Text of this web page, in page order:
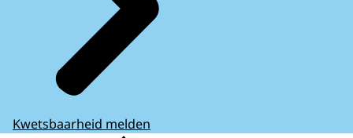
Kwetsbaarheid melden